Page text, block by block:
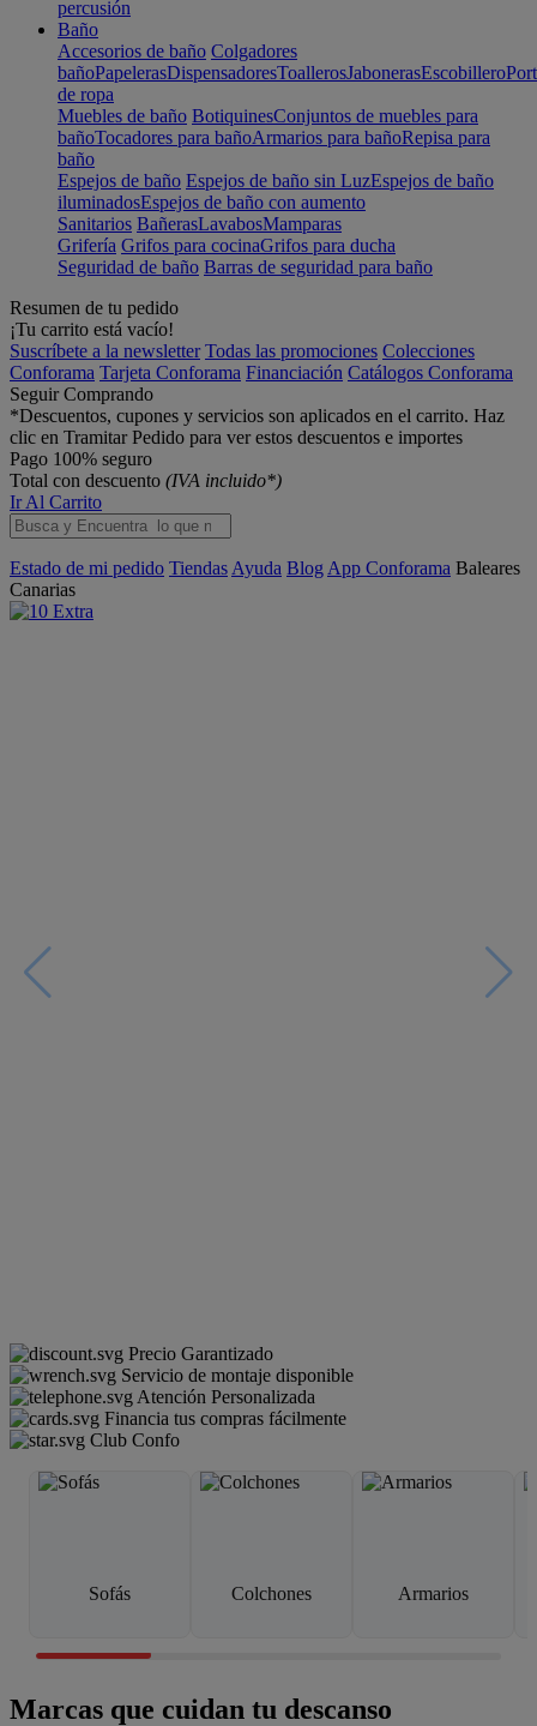
percusión
Baño
Accesorios de baño Colgadores
bañoPapelerasDispensadoresToallerosJabonerasEscobillero
de ropa
Muebles de baño BotiquinesConjuntos de muebles para
bañoTocadores para bañoArmarios para bañoRepisa para
baño
Espejos de baño Espejos de baño sin LuzEspejos de baño
iluminadosEspejos de baño con aumento
Sanitarios BañerasLavabosMamparas
Grifería Grifos para cocinaGrifos para ducha
Seguridad de baño Barras de seguridad para baño
Resumen de tu pedido
¡Tu carrito está vacío!
Suscríbete a la newsletter Todas las promociones Colecciones
Conforama Tarjeta Conforama Financiación Catálogos Conforama
Seguir Comprando
*Descuentos, cupones y servicios son aplicados en el carrito. Haz
clic en Tramitar Pedido para ver estos descuentos e importes
Pago 100% seguro
Total con descuento (IVA incluido*)
Ir Al Carrito
Estado de mi pedido Tiendas Ayuda Blog App Conforama Baleares
Canarias
Precio Garantizado
Servicio de montaje disponible
Atención Personalizada
Financia tus compras fácilmente
Club Confo
Sofás Colchones Armarios
Marcas que cuidan tu descanso